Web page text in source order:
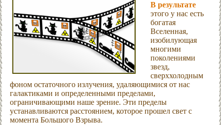
В результате
этого у нас есть
богатая
Вселенная,
изобилующая
многими
поколениями
звезд,
сверххолодным
фоном остаточного излучения, удаляющимися от нас
галактиками и определенными пределами,
ограничивающими наше зрение. Эти пределы
устанавливаются расстоянием, которое прошел свет с
момента Большого Взрыва.